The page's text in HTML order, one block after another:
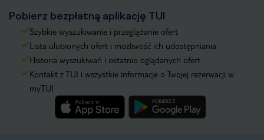
Pobierz bezpłatną aplikację TUI
Szybkie wyszukiwanie i przeglądanie ofert
Lista ulubionych ofert i możliwość ich udostępniania
Historia wyszukiwań i ostatnio oglądanych ofert
Kontakt z TUI i wszystkie informacje o Twojej rezerwacji w
myTUI